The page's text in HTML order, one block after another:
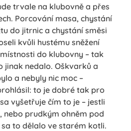
trvale na klubovně a přes
Porcování masa, chystání
do jitrnic a chystání směsi
kvůli hustému sněžení
do klubovny – tak
jinak nedalo. Oškvarků a
a nebyly nic moc –
to je dobré tak pro
vyšetřuje čím to je – jestli
nebo prudkým ohněm pod
to dělalo ve starém kotli.